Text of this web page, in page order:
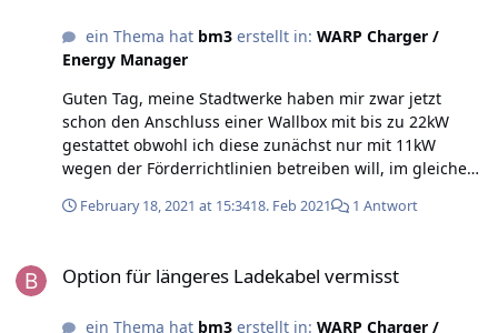
ein Thema hat bm3erstellt in: WARP Charger /
Energy Manager
Guten Tag, meine Stadtwerke haben mir zwar jetzt
schon den Anschluss einer Wallbox mit bis zu 22kW
gestattet obwohl ich diese zunächst nur mit 11kW
wegen der Förderrichtlinien betreiben will, im gleichen
Konformitätserklärung zu der bereits bei euch
etwas am Ende nicht eingefordert werden und ich sollte
February 18, 2021 at 15:3418. Feb 2021 1 Antwort
Option für längeres Ladekabel vermisst
ein Thema hat bm3erstellt in: WARP Charger /